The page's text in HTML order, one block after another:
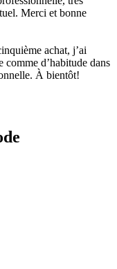
Merci et bonne
achat, j’ai
comme d’habitude dans
À bientôt!